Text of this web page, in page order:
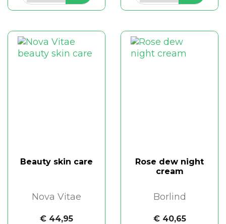
Beauty skin care
Nova Vitae
€ 44,95
Rose dew night
cream
Borlind
€ 40,65